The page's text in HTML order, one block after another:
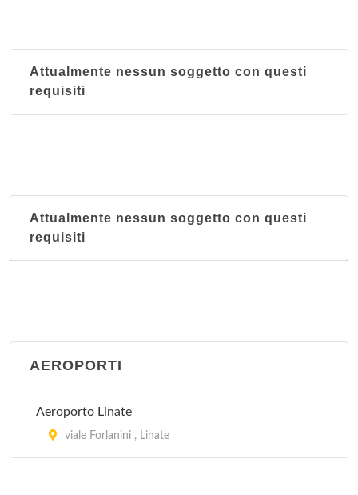
Attualmente nessun soggetto con questi
requisiti
Attualmente nessun soggetto con questi
requisiti
AEROPORTI
Aeroporto Linate
viale Forlanini , Linate